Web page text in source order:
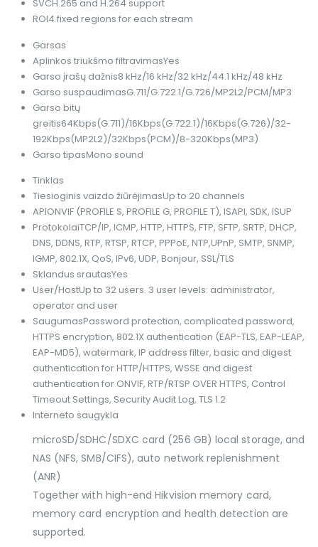
SVCH.265 and H.264 support
ROI4 fixed regions for each stream
Garsas
Aplinkos triukšmo filtravimasYes
Garso įrašų dažnis8 kHz/16 kHz/32 kHz/44.1 kHz/48 kHz
Garso suspaudimasG.711/G.722.1/G.726/MP2L2/PCM/MP3
Garso bitų
greitis64Kbps(G.711)/16Kbps(G.722.1)/16Kbps(G.726)/32-
192Kbps(MP2L2)/32Kbps(PCM)/8-320Kbps(MP3)
Garso tipasMono sound
Tinklas
Tiesioginis vaizdo žiūrėjimasUp to 20 channels
APIONVIF (PROFILE S, PROFILE G, PROFILE T), ISAPI, SDK, ISUP
ProtokolaiTCP/IP, ICMP, HTTP, HTTPS, FTP, SFTP, SRTP, DHCP,
DNS, DDNS, RTP, RTSP, RTCP, PPPoE, NTP,UPnP, SMTP, SNMP,
IGMP, 802.1X, QoS, IPv6, UDP, Bonjour, SSL/TLS
Sklandus srautasYes
User/HostUp to 32 users. 3 user levels: administrator,
operator and user
SaugumasPassword protection, complicated password,
HTTPS encryption, 802.1X authentication (EAP-TLS, EAP-LEAP,
EAP-MD5), watermark, IP address filter, basic and digest
authentication for HTTP/HTTPS, WSSE and digest
authentication for ONVIF, RTP/RTSP OVER HTTPS, Control
Timeout Settings, Security Audit Log, TLS 1.2
Interneto saugykla
microSD/SDHC/SDXC card (256 GB) local storage, and
NAS (NFS, SMB/CIFS), auto network replenishment
(ANR)
Together with high-end Hikvision memory card,
memory card encryption and health detection are
supported.